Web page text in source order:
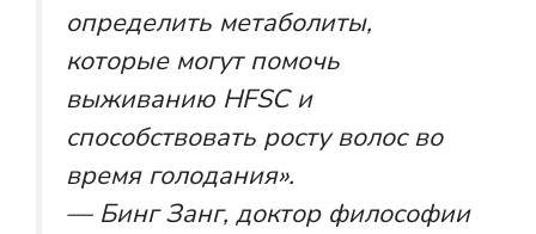
определить метаболиты,
которые могут помочь
выживанию HFSC и
способствовать росту волос во
время голодания».
— Бинг Занг, доктор философии